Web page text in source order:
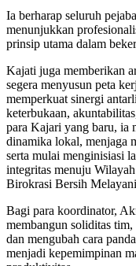
Ia berharap seluruh
menunjukkan
prinsip utama dalam
Kajati juga memberikan
segera menyusun peta
memperkuat sinergi
keterbukaan,
para Kajari yang baru, ia
dinamika lokal, menjaga
serta mulai menginisiasi
integritas menuju
Birokrasi Bersih
Bagi para koordinator,
membangun soliditas
dan mengubah cara
menjadi kepemimpinan